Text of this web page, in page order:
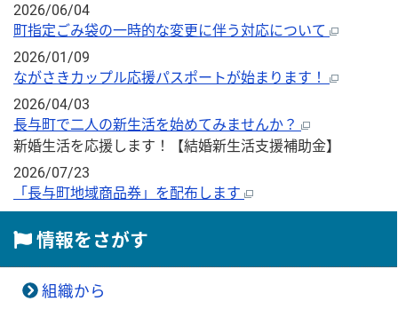
2026/06/04
町指定ごみ袋の一時的な変更に伴う対応について
2026/01/09
ながさきカップル応援パスポートが始まります！
2026/04/03
長与町で二人の新生活を始めてみませんか？
新婚生活を応援します！【結婚新生活支援補助金】
2026/07/23
「長与町地域商品券」を配布します
情報をさがす
組織から